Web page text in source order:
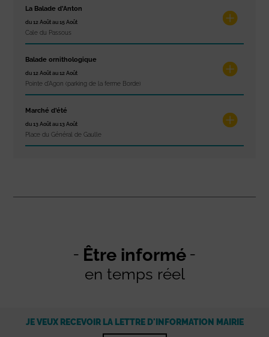
La Balade d’Anton
du 12 Août au 15 Août
Cale du Passous
Balade ornithologique
du 12 Août au 12 Août
Pointe d'Agon (parking de la ferme Borde)
Marché d’été
du 13 Août au 13 Août
Place du Général de Gaulle
Être informé
en temps réel
JE VEUX RECEVOIR LA LETTRE D'INFORMATION MAIRIE